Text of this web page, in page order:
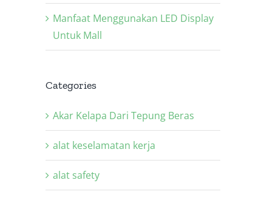
Manfaat Menggunakan LED Display
Untuk Mall
Categories
Akar Kelapa Dari Tepung Beras
alat keselamatan kerja
alat safety